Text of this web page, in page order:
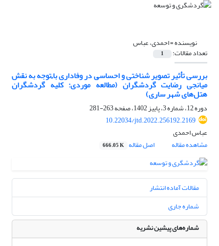
نویسنده =احمدی، عباس
تعداد مقالات: 1
بررسی تأثیر تصویر شناختی و احساسی در وفاداری با توجه به نقش
میانجی رضایت گردشگران (مطالعهٔ موردی: کلیهٔ گردشگران
هتل‌های شهر ساری)
دوره 12، شماره 3، پاییز 1402، صفحه
263-281
10.22034/jtd.2022.256192.2169
عباس احمدی
مشاهده مقاله
اصل مقاله 666.05 K
مقالات آماده انتشار
شماره جاری
شماره‌های پیشین نشریه